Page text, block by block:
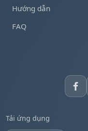
Hướng dẫn
FAQ
Tải ứng dụng